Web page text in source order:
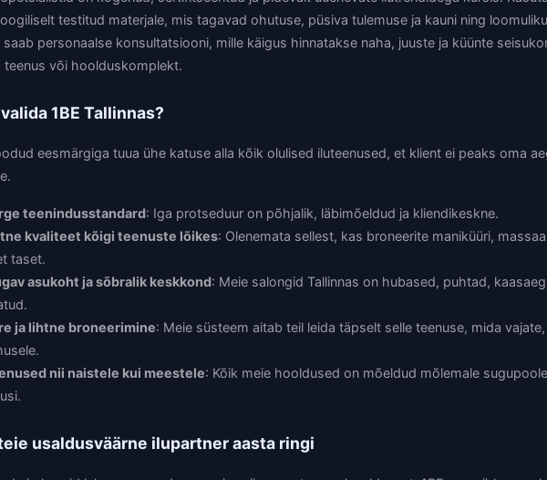
testitud materjale, mis tagavad ohutuse, püsiva tulemuse ja kauni ning
saab personaalse konsultatsiooni, mille käigus hinnatakse naha, juuste ja küünte
teenus või hoolduskomplekt.
valida 1BE Tallinnas?
eesmärgiga tuua ühe katuse alla kõik olulised iluteenused, et klient ei peaks oma
teenindusstandard: Iga protseduur on põhjalik, läbimõeldud ja kliendikeskne.
kvaliteet kõigi teenuste lõikes: Olenemata sellest, kas broneerite maniküüri,
taset.
asukoht ja sõbralik keskkond: Meie salongid Tallinnas on hubased, puhtad,
ja lihtne broneerimine: Meie süsteem aitab teil leida täpselt selle teenuse, mida
nii naistele kui meestele: Kõik meie hooldused on mõeldud mõlemale
teie usaldusväärne ilupartner aasta ringi